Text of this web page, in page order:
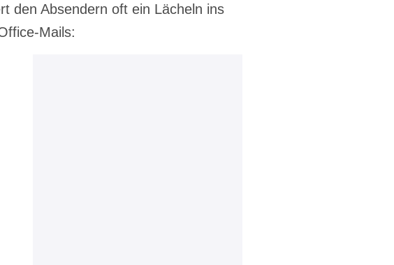
den Absendern oft ein Lächeln ins
Mails: